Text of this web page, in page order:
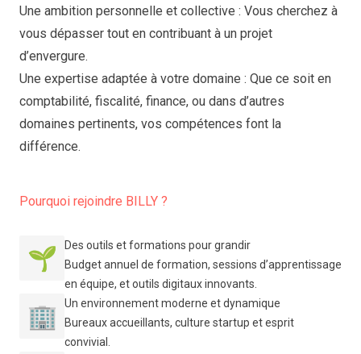
Une ambition personnelle et collective : Vous cherchez à
vous dépasser tout en contribuant à un projet
d’envergure.
Une expertise adaptée à votre domaine : Que ce soit en
comptabilité, fiscalité, finance, ou dans d’autres
domaines pertinents, vos compétences font la
différence.
Pourquoi rejoindre BILLY ?
🌱
Des outils et formations pour grandir
Budget annuel de formation, sessions d’apprentissage
en équipe, et outils digitaux innovants.
🏢
Un environnement moderne et dynamique
Bureaux accueillants, culture startup et esprit
convivial.